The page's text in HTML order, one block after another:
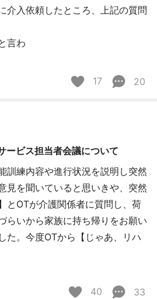
介入依頼したところ、上記の質問
言わ
17 20
ービス担当者会議について
訓練内容や進行状況を説明し突然
見を聞いていると思いきや、突然
とOTが介護関係者に質問し、荷
らいから家族に持ち帰りをお願い
た。今度OTから【じゃあ、リハ
40 33